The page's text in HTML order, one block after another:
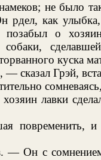
не было
рдел, как
позабыл о
куска
сказал Грэй,
лавки
повременить,
— Он с